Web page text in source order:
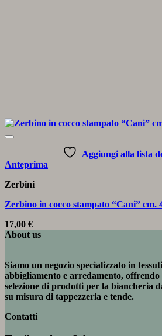
Aggiungi alla lista
Anteprima
Zerbini
Zerbino in cocco stampato “Cani” cm.
17,00 €
About us
Siamo un negozio specializzato in
abbigliamento e arredamento, offrendo
selezione di prodotti per la biancheria
su misura di tappezzeria e tende.
Contatti